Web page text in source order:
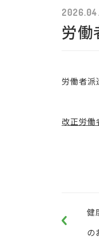
労働
労働者派
改正労働
健
の